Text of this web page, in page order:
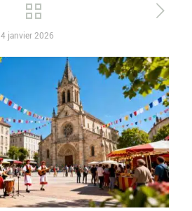
4 janvier 2026